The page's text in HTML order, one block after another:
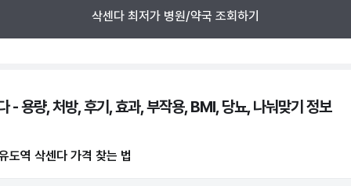
삭센다 최저가 병원/약국 조회하기
- 용량, 처방, 후기, 효과, 부작용, BMI, 당뇨, 나눠맞기 정보
도역 삭센다 가격 찾는 법